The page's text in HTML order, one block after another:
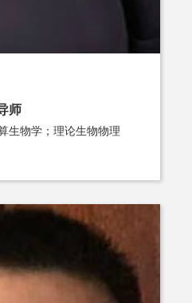
师
生物学；理论生物物理